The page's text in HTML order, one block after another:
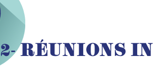
2- RÉUNIONS